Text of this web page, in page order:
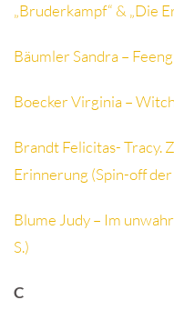
„Bruderkampf“ & „Die
Bäumler Sandra –
Boecker Virginia –
Brandt Felicitas- Tracy.
Erinnerung (Spin-off
Blume Judy – Im
S.)
C